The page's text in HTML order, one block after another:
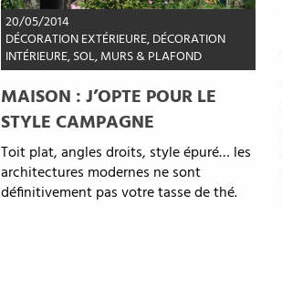
20/05/2014
DÉCORATION EXTÉRIEURE,DÉCORATION
INTÉRIEURE,SOL, MURS & PLAFOND
MAISON : J’OPTE POUR LE
STYLE CAMPAGNE
Toit plat, angles droits, style épuré… les
architectures modernes ne sont
définitivement pas votre tasse de thé.